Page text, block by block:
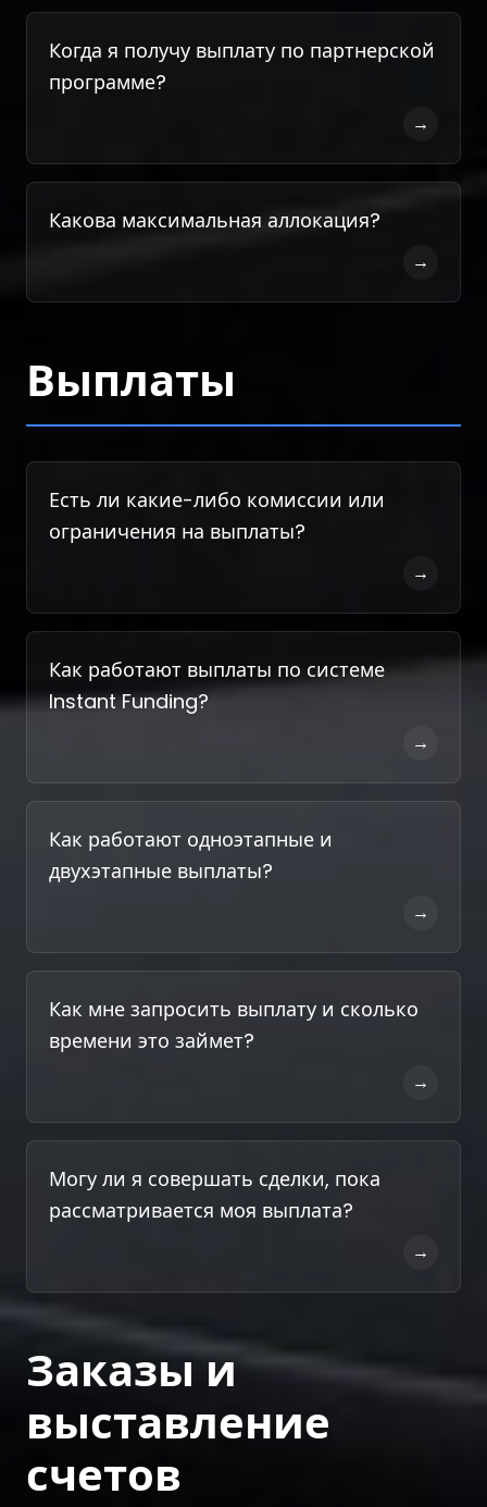
Когда я получу выплату по партнерской
программе?
→
Какова максимальная аллокация?
→
Выплаты
Есть ли какие-либо комиссии или
ограничения на выплаты?
→
Как работают выплаты по системе
Instant Funding?
→
Как работают одноэтапные и
двухэтапные выплаты?
→
Как мне запросить выплату и сколько
времени это займет?
→
Могу ли я совершать сделки, пока
рассматривается моя выплата?
→
Заказы и
выставление
счетов